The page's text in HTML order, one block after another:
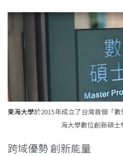
東海大學於2015年成立了台灣首個「
海大學數位創新碩士
跨域優勢 創新能量